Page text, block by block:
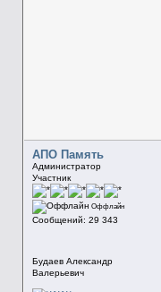
АПО Память
Администратор
Участник
Оффлайн
Сообщений: 29 343
Будаев Александр
Валерьевич